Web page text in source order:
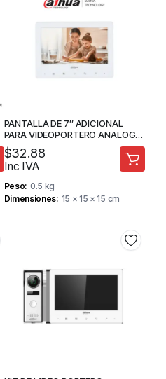
PANTALLA DE 7″ ADICIONAL
PARA VIDEOPORTERO ANALOGO
– DAHUA
$32.88
Inc IVA
Peso 0.5 kg
Dimensiones 15 × 15 × 15 cm